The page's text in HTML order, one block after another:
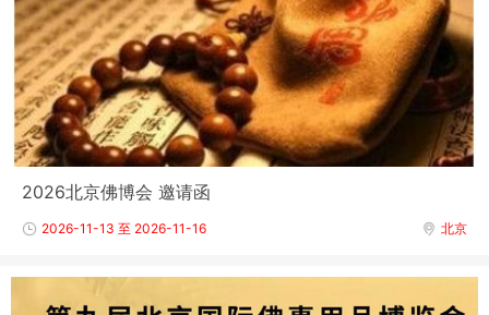
2026北京佛博会 邀请函
北京
2026-11-13 至 2026-11-16